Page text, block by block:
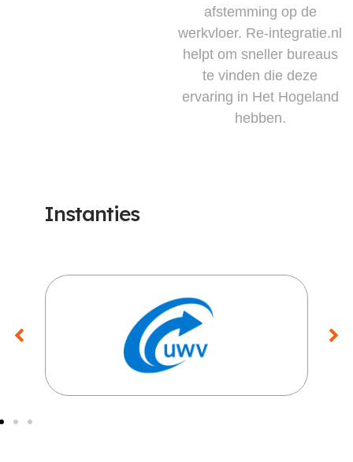
afstemming op de
werkvloer. Re-integratie.nl
helpt om sneller bureaus
te vinden die deze
ervaring in Het Hogeland
hebben.
Instanties